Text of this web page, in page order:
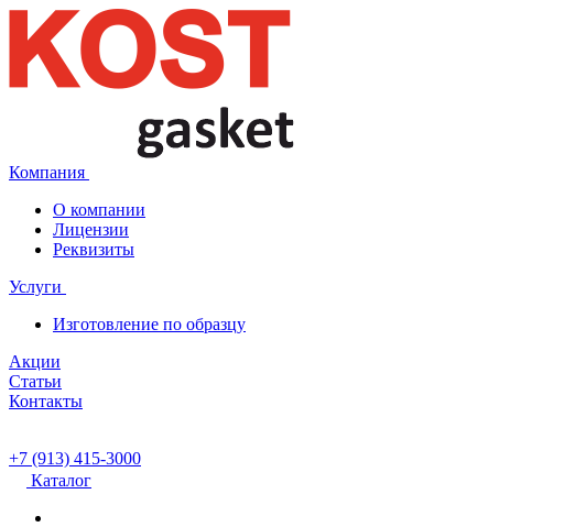
Компания
О компании
Лицензии
Реквизиты
Услуги
Изготовление по образцу
Акции
Статьи
Контакты
+7 (913) 415-3000
Каталог